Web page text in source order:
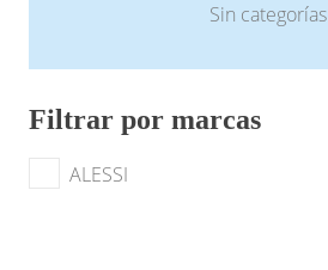
Sin categorías
Filtrar por marcas
ALESSI